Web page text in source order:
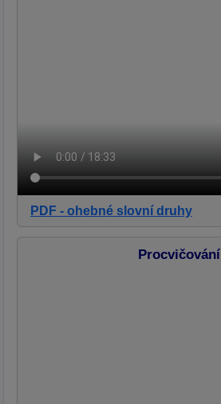
PDF - ohebné slovní druhy
Procvičování